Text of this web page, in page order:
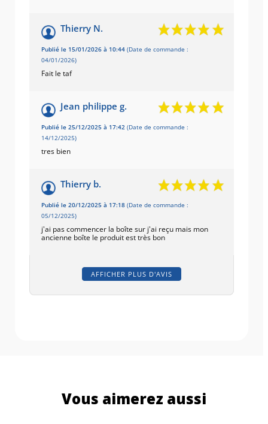
Thierry N.
Publié le 15/01/2026 à 10:44 (Date de commande :
04/01/2026)
Fait le taf
Jean philippe g.
Publié le 25/12/2025 à 17:42 (Date de commande :
14/12/2025)
tres bien
Thierry b.
Publié le 20/12/2025 à 17:18 (Date de commande :
05/12/2025)
j'ai pas commencer la boîte sur j'ai reçu mais mon
ancienne boîte le produit est très bon
AFFICHER PLUS D'AVIS
Vous aimerez aussi